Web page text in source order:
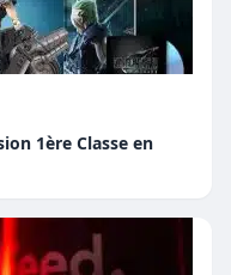
1ère Classe en